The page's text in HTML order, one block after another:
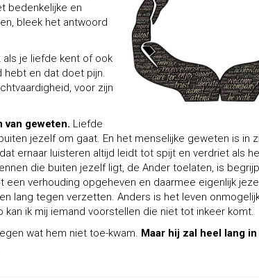
bedenkelijke en
bleek het antwoord
als je liefde kent of ook
hebt en dat doet pijn.
voor zijn
van geweten. Liefde
jezelf om gaat. En het menselijke geweten is in
ernaar luisteren altijd leidt tot spijt en verdriet als
die buiten jezelf ligt, de Ander toelaten, is
verhouding opgeheven en daarmee eigenlijk
lang tegen verzetten. Anders is het leven
ik mij iemand voorstellen die niet tot inkeer komt.
wat hem niet toe-kwam. Maar hij zal heel lang